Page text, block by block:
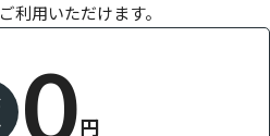
利用いただけます。
0円